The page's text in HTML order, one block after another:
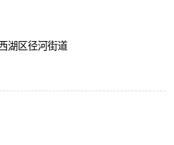
湖区径河街道